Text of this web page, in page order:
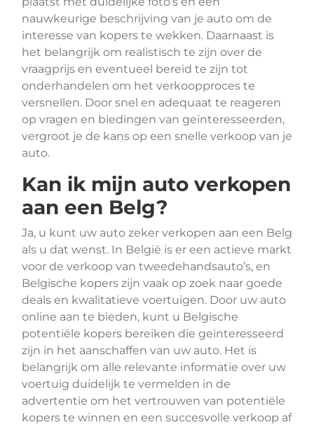
nauwkeurige beschrijving van je auto om de
interesse van kopers te wekken. Daarnaast is
het belangrijk om realistisch te zijn over de
vraagprijs en eventueel bereid te zijn tot
onderhandelen om het verkoopproces te
versnellen. Door snel en adequaat te reageren
op vragen en biedingen van geïnteresseerden,
vergroot je de kans op een snelle verkoop van je
auto.
Kan ik mijn auto verkopen
aan een Belg?
Ja, u kunt uw auto zeker verkopen aan een Belg
als u dat wenst. In België is er een actieve markt
voor de verkoop van tweedehandsauto’s, en
Belgische kopers zijn vaak op zoek naar goede
deals en kwalitatieve voertuigen. Door uw auto
online aan te bieden, kunt u Belgische
potentiële kopers bereiken die geïnteresseerd
zijn in het aanschaffen van uw auto. Het is
belangrijk om alle relevante informatie over uw
voertuig duidelijk te vermelden in de
advertentie om het vertrouwen van potentiële
kopers te winnen en een succesvolle verkoop af